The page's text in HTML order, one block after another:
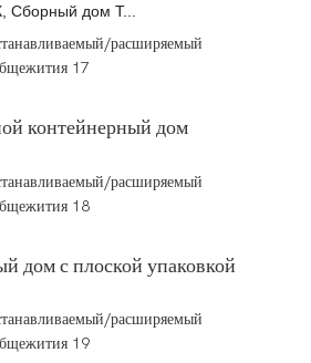
Сборный дом Т...
контейнерный дом
дом с плоской упаковкой